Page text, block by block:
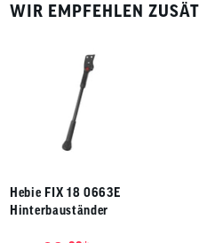
WIR EMPFEHLEN
Hebie FIX 18 0663E
Hinterbauständer